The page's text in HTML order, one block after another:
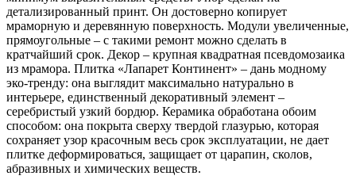
детализированный принт. Он достоверно копирует
мраморную и деревянную поверхность. Модули увеличенные,
прямоугольные – с такими ремонт можно сделать в
кратчайший срок. Декор – крупная квадратная псевдомозаика
из мрамора. Плитка «Лапарет Континент» – дань модному
эко-тренду: она выглядит максимально натурально в
интерьере, единственный декоративный элемент –
серебристый узкий бордюр. Керамика обработана обоим
способом: она покрыта сверху твердой глазурью, которая
сохраняет узор красочным весь срок эксплуатации, не дает
плитке деформироваться, защищает от царапин, сколов,
абразивных и химических веществ.